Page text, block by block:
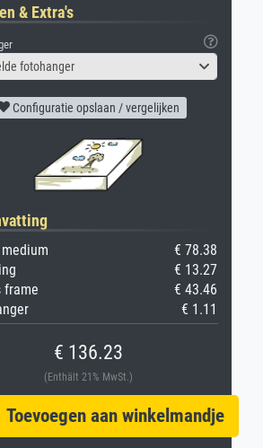
& Extra's
fotohanger
Configuratie opslaan / vergelijken
€ 78.38
€ 13.27
frame
€ 43.46
€ 1.11
€ 136.23
(Enthält 21% MwSt.)
aan winkelmandje